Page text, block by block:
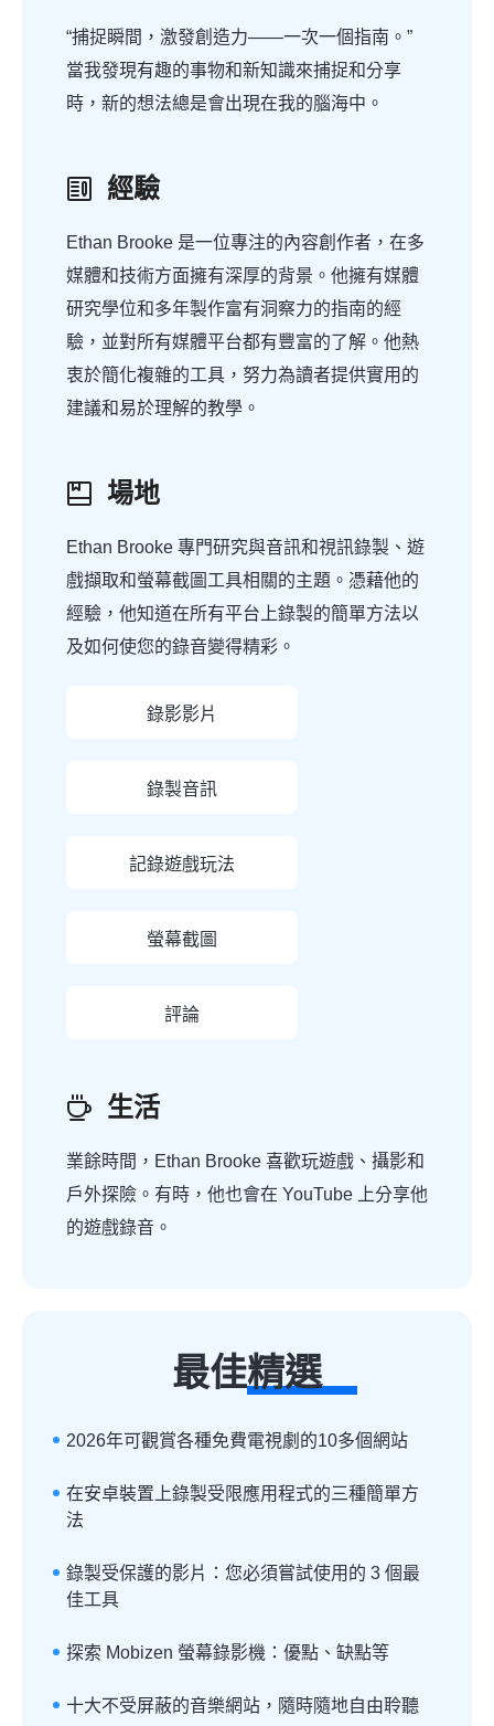
“捕捉瞬間，激發創造力——一次一個指南。”
當我發現有趣的事物和新知識來捕捉和分享
時，新的想法總是會出現在我的腦海中。
經驗
Ethan Brooke 是一位專注的內容創作者，在多
媒體和技術方面擁有深厚的背景。他擁有媒體
研究學位和多年製作富有洞察力的指南的經
驗，並對所有媒體平台都有豐富的了解。他熱
衷於簡化複雜的工具，努力為讀者提供實用的
建議和易於理解的教學。
場地
Ethan Brooke 專門研究與音訊和視訊錄製、遊
戲擷取和螢幕截圖工具相關的主題。憑藉他的
經驗，他知道在所有平台上錄製的簡單方法以
及如何使您的錄音變得精彩。
錄影影片
錄製音訊
記錄遊戲玩法
螢幕截圖
評論
生活
業餘時間，Ethan Brooke 喜歡玩遊戲、攝影和
戶外探險。有時，他也會在 YouTube 上分享他
的遊戲錄音。
最佳精選
2026年可觀賞各種免費電視劇的10多個網站
在安卓裝置上錄製受限應用程式的三種簡單方
法
錄製受保護的影片：您必須嘗試使用的 3 個最
佳工具
探索 Mobizen 螢幕錄影機：優點、缺點等
十大不受屏蔽的音樂網站，隨時隨地自由聆聽